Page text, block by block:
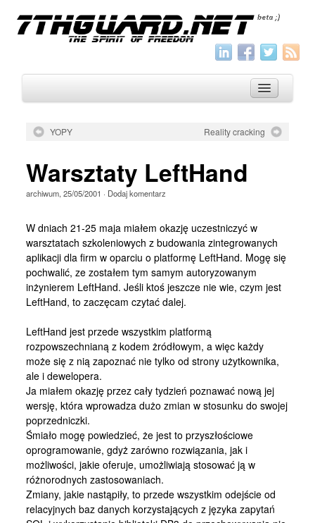
Archiwum
Wszystko
Aktualności
Artykuły
Krótkie
Jak pisać
YOPY Reality cracking
Warsztaty LeftHand
archiwum, 25/05/2001 · Dodaj komentarz
W dniach 21-25 maja miałem okazję uczestniczyć w
warsztatach szkoleniowych z budowania zintegrowanych
aplikacji dla firm w oparciu o platformę LeftHand. Mogę się
pochwalić, ze zostałem tym samym autoryzowanym
inżynierem LeftHand. Jeśli ktoś jeszcze nie wie, czym jest
LeftHand, to zaczęcam czytać dalej.
LeftHand jest przede wszystkim platformą
rozpowszechnianą z kodem żródłowym, a więc każdy
może się z nią zapoznać nie tylko od strony użytkownika,
ale i dewelopera.
Ja miałem okazję przez cały tydzień poznawać nową jej
wersję, która wprowadza dużo zmian w stosunku do swojej
poprzedniczki.
Śmiało mogę powiedzieć, że jest to przyszłościowe
oprogramowanie, gdyż zarówno rozwiązania, jak i
możliwości, jakie oferuje, umożliwiają stosować ją w
różnorodnych zastosowaniach.
Zmiany, jakie nastąpiły, to przede wszystkim odejście od
relacyjnych baz danych korzystających z języka zapytań